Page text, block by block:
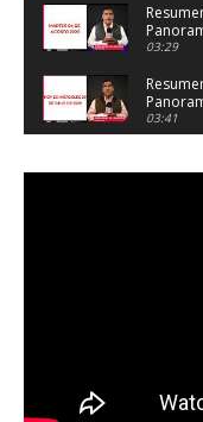
03:29
03:41